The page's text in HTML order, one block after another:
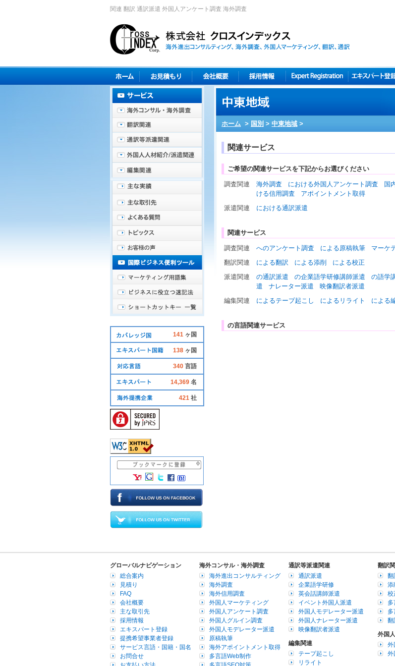
関連 翻訳 通訳派遣 外国人アンケート調査 海外調査
ホーム > 国別 > 中東地域 >
関連サービス
ご希望の関連サービスを下記からお選びください
調査関連 海外調査 における外国人アンケート調査 国
ける信用調査
アポイントメント取得
派遣関連
における通訳派遣
関連サービス
調査関連 へのアンケート調査 による原稿執筆 マーケ
翻訳関連
による翻訳 による添削
による校正
派遣関連
の通訳派遣 の企業語学研修講師派遣 の語学
遣
ナレーター派遣
映像翻訳者派遣
編集関連
によるテープ起こし によるリライト による
の言語関連サービス
141 ヶ国
138 ヶ国
340 言語
14,369 名
421 社
グローバルナビゲーション
総合案内
見積り
FAQ
会社概要
主な取引先
採用情報
エキスパート登録
提携希望事業者登録
サービス言語・国籍・国名
お問合せ
海外コンサル・海外調査
海外進出コンサルティング
海外調査
海外信用調査
外国人マーケティング
外国人アンケート調査
外国人グルイン調査
外国人モデレーター派遣
原稿執筆
海外アポイントメント取得
多言語Web制作
通訳等派遣関連
通訳派遣
企業語学研修
英会話講師派遣
イベント外国人派遣
外国人モデレーター派遣
外国人ナレーター派遣
映像翻訳者派遣
編集関連
テープ起こし
リライト
翻訳
翻
添
校
多
翻
外国
外
外